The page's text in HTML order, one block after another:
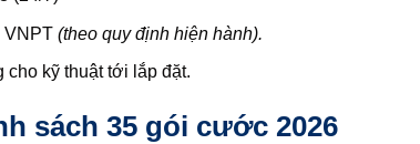
VNPT (theo quy định hiện hành).
kỹ thuật tới lắp đặt.
sách 35 gói cước 2026